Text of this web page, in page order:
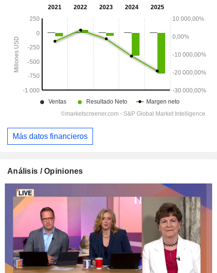
Más datos financieros
Análisis / Opiniones